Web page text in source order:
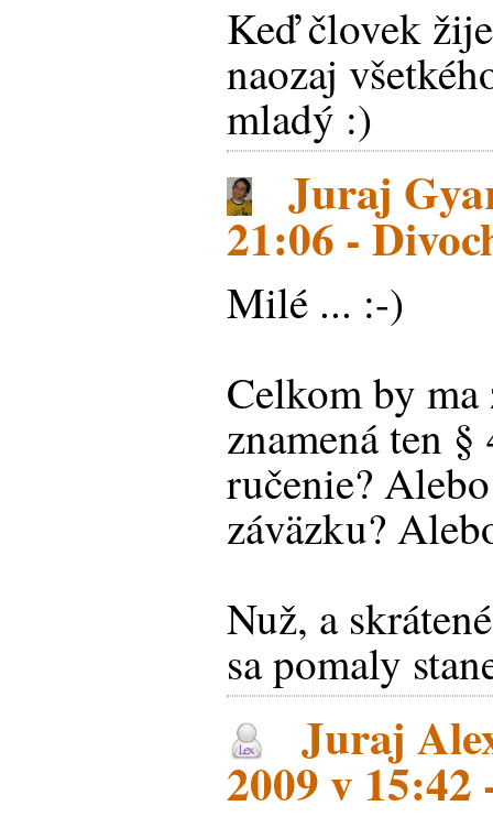
Keď človek
naozaj
mladý :)
Juraj
21:06 -
Milé ... :-)
Celkom by
znamená ten
ručenie?
záväzku?
Nuž, a
sa pomaly
Juraj
2009 v 15:42